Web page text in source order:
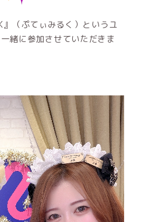
（ぷてぃみるく）というユ
緒に参加させていただきま